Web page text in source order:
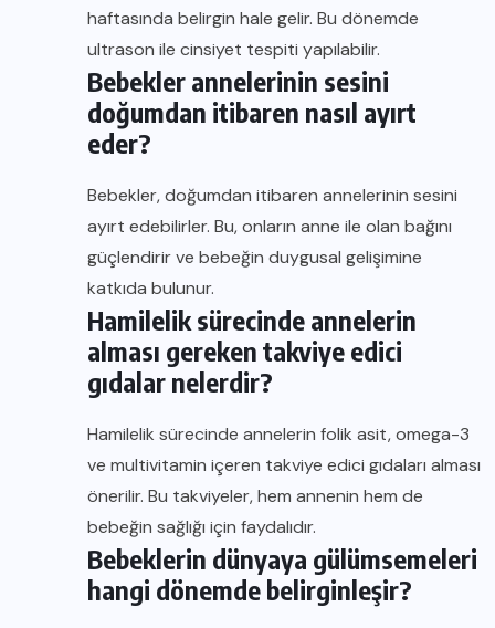
haftasında belirgin hale gelir. Bu dönemde
ultrason ile cinsiyet tespiti yapılabilir.
Bebekler annelerinin sesini
doğumdan itibaren nasıl ayırt
eder?
Bebekler, doğumdan itibaren annelerinin sesini
ayırt edebilirler. Bu, onların anne ile olan bağını
güçlendirir ve bebeğin duygusal gelişimine
katkıda bulunur.
Hamilelik sürecinde annelerin
alması gereken takviye edici
gıdalar nelerdir?
Hamilelik sürecinde annelerin folik asit, omega-3
ve multivitamin içeren takviye edici gıdaları alması
önerilir. Bu takviyeler, hem annenin hem de
bebeğin sağlığı için faydalıdır.
Bebeklerin dünyaya gülümsemeleri
hangi dönemde belirginleşir?